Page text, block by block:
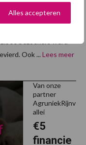
Alles accepteren
een groot aantal
Ook ... Lees meer
Van onze
partner
AgruniekRijnv
allei
€5
financie